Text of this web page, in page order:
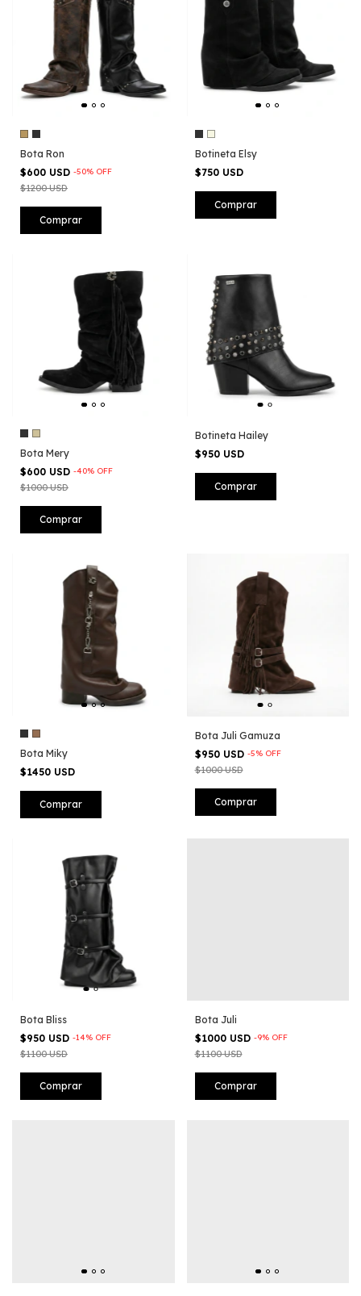
Bota Ron
$600 USD -50% OFF
$1200 USD
Comprar
Botineta Elsy
$750 USD
Comprar
Bota Mery
$600 USD -40% OFF
$1000 USD
Comprar
Botineta Hailey
$950 USD
Comprar
Bota Miky
$1450 USD
Comprar
Bota Juli Gamuza
$950 USD -5% OFF
$1000 USD
Comprar
Bota Bliss
$950 USD -14% OFF
$1100 USD
Comprar
Bota Juli
$1000 USD -9% OFF
$1100 USD
Comprar